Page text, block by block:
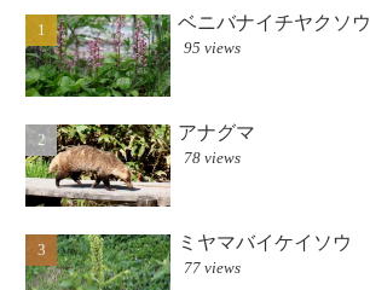
ベニバナイチヤクソウ
95 views
アナグマ
78 views
ミヤマバイケイソウ
77 views